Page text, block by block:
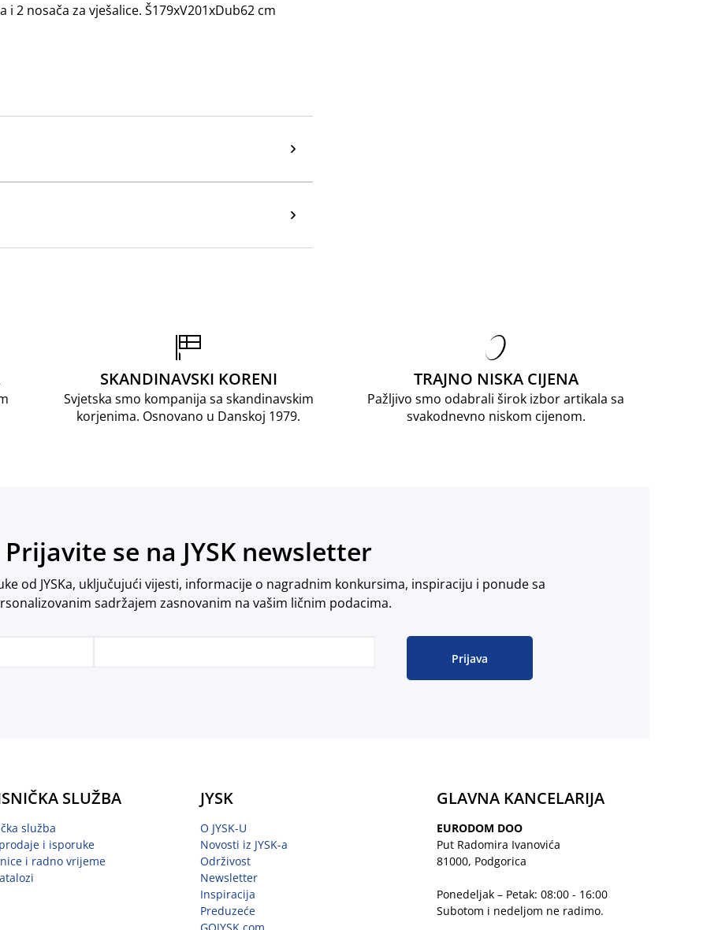
nosača za vješalice. Š179xV201xDub62 cm
SKANDINAVSKI KORENI
Svjetska smo kompanija sa skandinavskim
korjenima. Osnovano u Danskoj 1979.
TRAJNO NISKA CIJENA
Pažljivo smo odabrali širok izbor artikala sa
svakodnevno niskom cijenom.
Prijavite se na JYSK newsletter
od JYSKa, uključujući vijesti, informacije o nagradnim konkursima, inspiraciju i ponude sa
sadržajem zasnovanim na vašim ličnim podacima.
Prijava
SLUŽBA
služba
i isporuke
i radno vrijeme
JYSK
O JYSK-U
Novosti iz JYSK-a
Održivost
Newsletter
Inspiracija
Preduzeće
GLAVNA KANCELARIJA
EURODOM DOO
Put Radomira Ivanovića
81000, Podgorica
Ponedeljak – Petak: 08:00 - 16:00
Subotom i nedeljom ne radimo.